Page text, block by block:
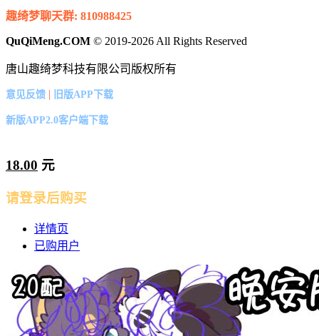
趣绮梦聊天群: 810988425
QuQiMeng.COM © 2019-2026 All Rights Reserved
唐山趣绮梦科技有限公司版权所有
意见反馈 | 旧版APP下载
新版APP2.0客户端下载
18.00 元
请登录后购买
详情页
已购用户